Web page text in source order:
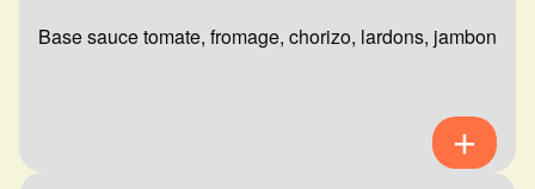
Base sauce tomate, fromage, chorizo, lardons, jambon